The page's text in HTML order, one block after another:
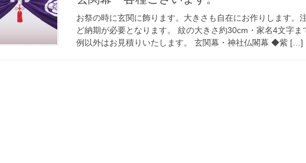
お祭の時に玄関に飾ります。大きさも自在にお作りします。
ど納期が必要となります。 紋の大きさ約30cm・家名4文字
例以外はお見積りいたします。 玄関幕・神社仏閣幕 ◆紫 […]